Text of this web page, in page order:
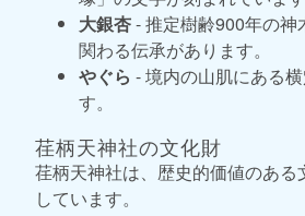
大銀杏- 推定樹齢900年の神
関わる伝承があります。
やぐら - 境内の山肌にある
す。
荏柄天神社の文化財
荏柄天神社は、歴史的価値のある
しています。